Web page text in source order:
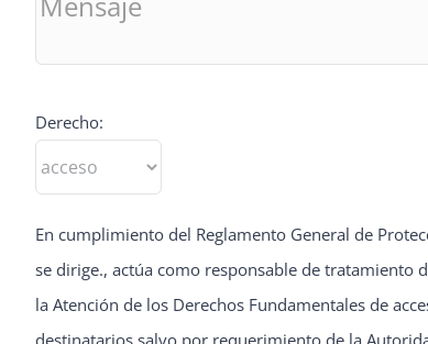
Derecho:
En cumplimiento del Reglamento General de
se dirige., actúa como responsable de tratamiento
la Atención de los Derechos Fundamentales de
destinatarios salvo por requerimiento de la